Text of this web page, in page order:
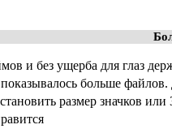
и без ущерба для глаз
больше
размер значков